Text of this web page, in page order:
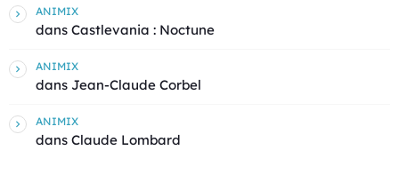
ANIMIX
dans Castlevania : Noctune
ANIMIX
dans Jean-Claude Corbel
ANIMIX
dans Claude Lombard